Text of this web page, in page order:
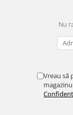
Nu
Vreau să